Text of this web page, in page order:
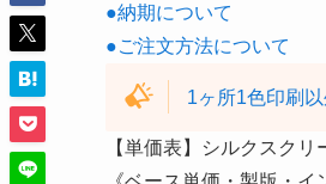
●納期について
●ご注文方法について
1ヶ所1色印刷
【単価表】シルクスク